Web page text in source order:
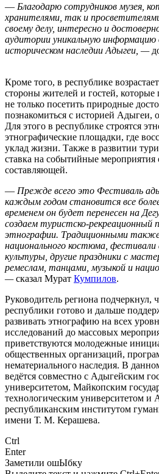
— Благодарю сотрудников музея,
хранителями, так и
своему делу, интересно и
аудитории уникальную информацию
историческом наследии Адыгеи , —
Кроме того, в республике
стороны жителей и гостей,
не только посетить природные
познакомиться с историей Адыгеи,
Для этого в республике строятся
этнографические площадки, где
уклад жизни. Также в развитии
ставка на событийные мероприятия
составляющей.
— Прежде всего это Фестиваль
каждым годом становится все
временем он будет перенесен на
создаем туристско-рекреационный
этнографии. Традиционными также
национального костюма, фестивали
культуры, другие праздники с
ремеслам, танцами, музыкой и
— сказал Мурат Кумпилов.
Руководитель региона подчеркнул,
республики готово и дальше
развивать этнографию на всех
исследований до массовых
приветствуются молодежные
общественных организаций,
нематериального наследия. В
ведётся совместно с Адыгейским
университетом, Майкопским
технологическим университетом и
республиканским институтом
имени Т. М. Керашева.
Ctrl
Enter
Заметили ошЫбку